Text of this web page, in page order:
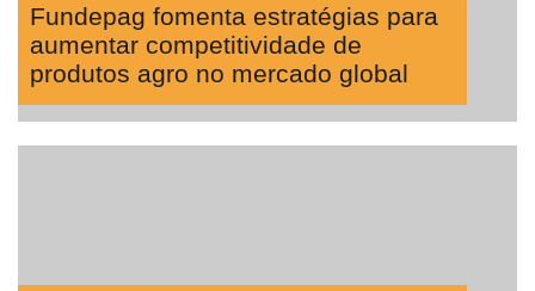
Fundepag fomenta estratégias para
aumentar competitividade de
produtos agro no mercado global